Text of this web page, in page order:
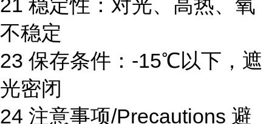
21 稳定性：对光、高热、氧
不稳定
23 保存条件：-15℃以下，遮
光密闭
24 注意事项/Precautions 避